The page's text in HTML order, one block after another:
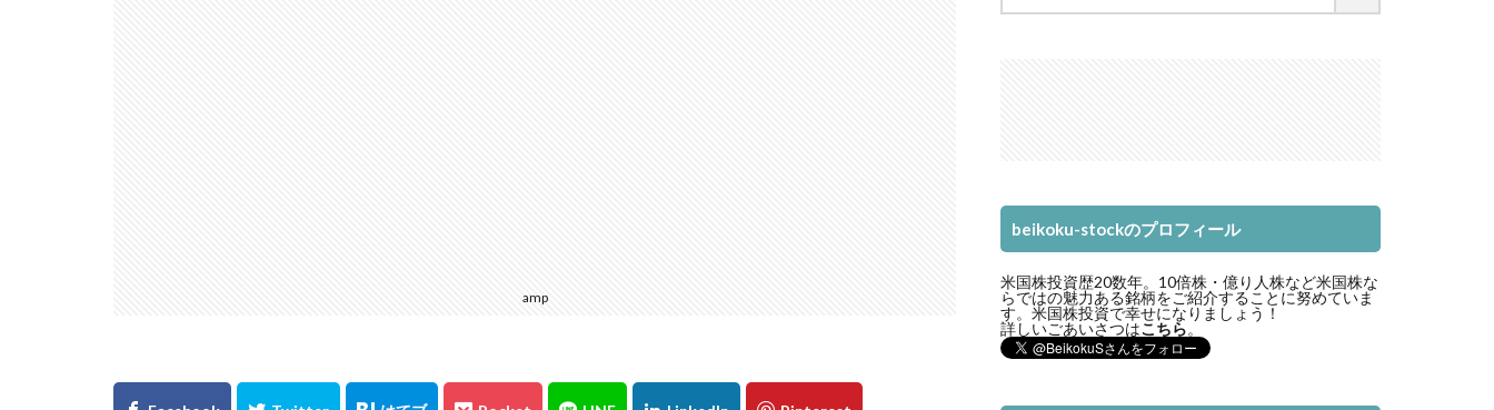
amp
beikoku-stockのプロフィール
米国株投資歴20数年。10倍株・億り人株など米国株な
らではの魅力ある銘柄をご紹介することに努めていま
す。米国株投資で幸せになりましょう！
詳しいごあいさつはこちら。